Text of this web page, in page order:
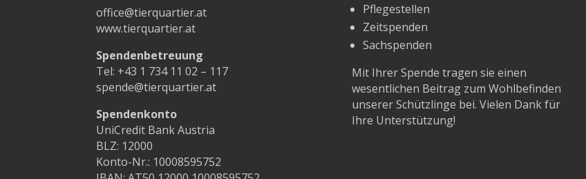
office@tierquartier.at
www.tierquartier.at
Spendenbetreuung
Tel: +43 1 734 11 02 – 117
spende@tierquartier.at
Spendenkonto
UniCredit Bank Austria
BLZ: 12000
Konto-Nr.: 10008595752
Pflegestellen
Zeitspenden
Sachspenden
Mit Ihrer Spende tragen sie einen
wesentlichen Beitrag zum Wohlbefinden
unserer Schützlinge bei. Vielen Dank für
Ihre Unterstützung!